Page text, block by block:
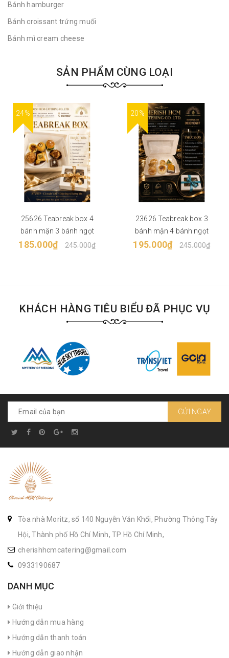
Bánh hamburger
Bánh croissant trứng muối
Bánh mì cream cheese
SẢN PHẨM CÙNG LOẠI
24%
25626 Teabreak box 4
bánh mặn 3 bánh ngọt
185.000₫ 245.000₫
20%
23626 Teabreak box 3
bánh mặn 4 bánh ngọt
195.000₫ 245.000₫
KHÁCH HÀNG TIÊU BIỂU ĐÃ PHỤC VỤ
GỬI NGAY
Tòa nhà Moritz, số 140 Nguyễn Văn Khối, Phường Thông Tây
Hội, Thành phố Hồ Chí Minh, TP Hồ Chí Minh,
cherishhcmcatering@gmail.com
0933190687
DANH MỤC
Giới thiệu
Hướng dẫn mua hàng
Hướng dẫn thanh toán
Hướng dẫn giao nhận